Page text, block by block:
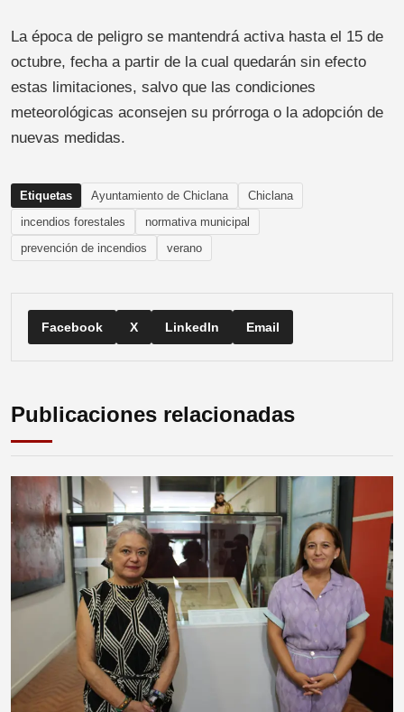
La época de peligro se mantendrá activa hasta el 15 de
octubre, fecha a partir de la cual quedarán sin efecto
estas limitaciones, salvo que las condiciones
meteorológicas aconsejen su prórroga o la adopción de
nuevas medidas.
Etiquetas Ayuntamiento de Chiclana
Chiclana
incendios forestales
normativa municipal
prevención de incendios
verano
Facebook X LinkedIn Email
Publicaciones relacionadas